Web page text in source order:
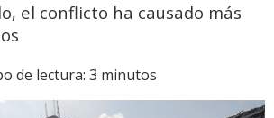
el conflicto ha causado más
de lectura: 3 minutos